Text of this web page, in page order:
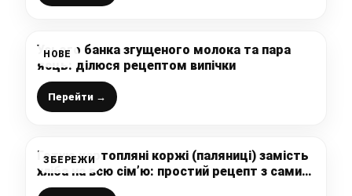
НОВЕ
Усього банка згущеного молока та пара
яєць: ділюся рецептом випічки
Перейти →
ЗБЕРЕЖИ
Готую картопляні коржі (паляниці) замість
хліба на всю сім’ю: простий рецепт з самих
звичайних продуктів (без молока і яєць)